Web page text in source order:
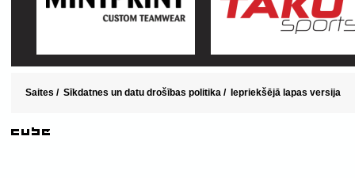
Saites / Sīkdatnes un datu drošības politika / Iepriekšējā lapas versija